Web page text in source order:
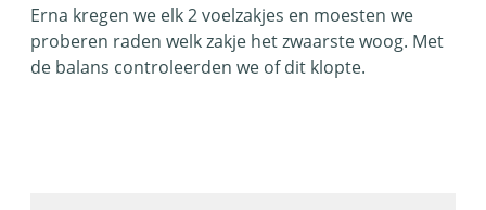
Erna kregen we elk 2 voelzakjes en moesten we
proberen raden welk zakje het zwaarste woog. Met
de balans controleerden we of dit klopte.